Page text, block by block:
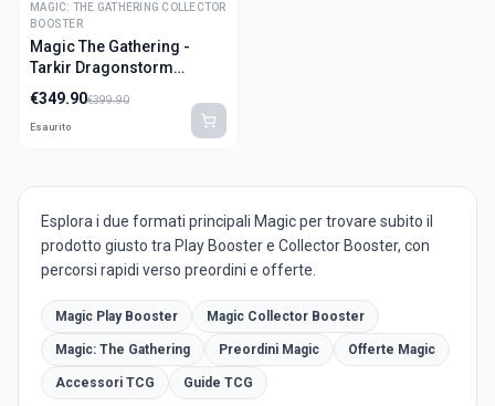
-13 %
OFFERTA
MAGIC: THE GATHERING COLLECTOR
BOOSTER
Magic The Gathering -
Tarkir Dragonstorm
Collector Booster 12 Buste
(ENG)
€349.90€399.90
Esaurito
Esplora i due formati principali Magic per trovare subito il
prodotto giusto tra Play Booster e Collector Booster, con
percorsi rapidi verso preordini e offerte.
Magic Play Booster Magic Collector Booster
Magic: The Gathering Preordini Magic Offerte Magic
Accessori TCG Guide TCG